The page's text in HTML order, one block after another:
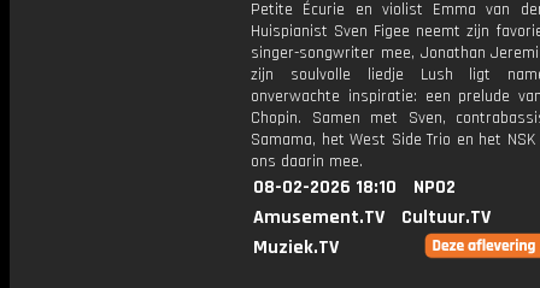
Petite Écurie en violist Emma van
Huispianist Sven Figee neemt zijn
singer-songwriter mee, Jonathan
zijn soulvolle liedje Lush ligt
onverwachte inspiratie: een prelude
Chopin. Samen met Sven,
Samama, het West Side Trio en het
ons daarin mee.
08-02-2026 18:10
NPO2
Amusement.TV
Cultuur.TV
Muziek.TV